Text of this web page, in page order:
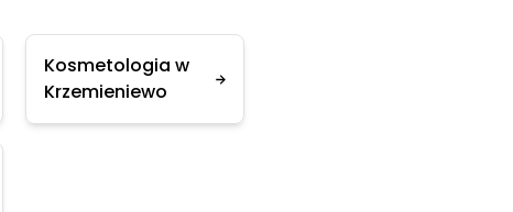
Kosmetologia w
Krzemieniewo